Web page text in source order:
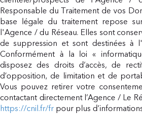
Responsable du Traitement de vos
base légale du traitement repose
l'Agence / du Réseau. Elles sont
de suppression et sont destinées à
Conformément à la loi «
disposez des droits d’accès, de
d’opposition, de limitation et de
Vous pouvez retirer votre
contactant directement l’Agence / Le
https://cnil.fr/fr pour plus